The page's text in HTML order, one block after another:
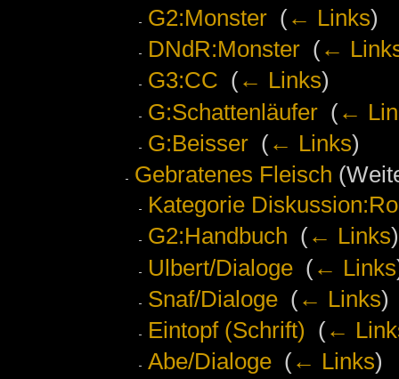
G2:Monster‎ (← Links)
DNdR:Monster‎ (←
G3:CC (← Links)
G:Schattenläufer‎ (←
G:Beisser‎ (← Links)
Gebratenes Fleisch
Kategorie
G2:Handbuch (← Links)
Ulbert/Dialoge‎ (← Links
Snaf/Dialoge‎ (← Links)
Eintopf (Schrift)
(←
Abe/Dialoge‎ (← Links)